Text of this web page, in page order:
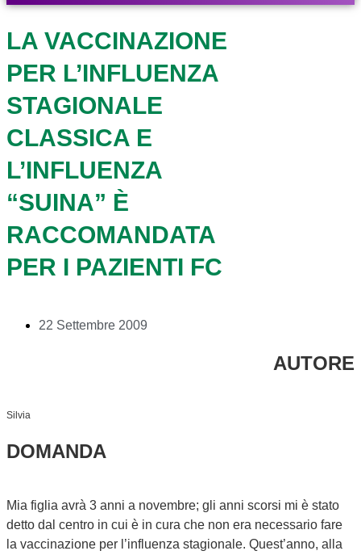
LA VACCINAZIONE
PER L’INFLUENZA
STAGIONALE
CLASSICA E
L’INFLUENZA
“SUINA” È
RACCOMANDATA
PER I PAZIENTI FC
22 Settembre 2009
AUTORE
Silvia
DOMANDA
Mia figlia avrà 3 anni a novembre; gli anni scorsi mi è stato
detto dal centro in cui è in cura che non era necessario fare
la vaccinazione per l’influenza stagionale. Quest’anno, alla